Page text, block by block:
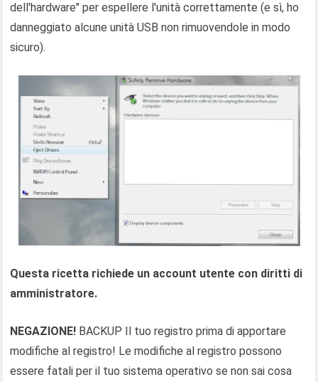
dell'hardware" per espellere l'unità correttamente (e sì, ho
danneggiato alcune unità USB non rimuovendole in modo
sicuro).
Questa ricetta richiede un account utente con diritti di
amministratore.
NEGAZIONE! BACKUP Il tuo registro prima di apportare
modifiche al registro! Le modifiche al registro possono
essere fatali per il tuo sistema operativo se non sai cosa